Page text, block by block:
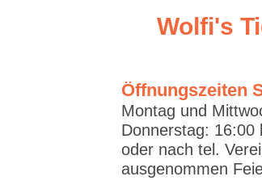
Wolfi's
Öffnungszeiten
Montag und
Donnerstag: 16:00
oder nach tel.
ausgenommen